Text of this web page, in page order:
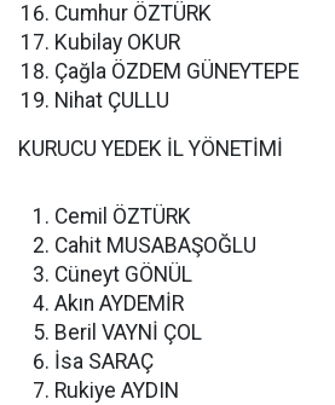
Cumhur ÖZTÜRK
Kubilay OKUR
Çağla ÖZDEM GÜNEYTEPE
Nihat ÇULLU
KURUCU YEDEK İL YÖNETİMİ
Cemil ÖZTÜRK
Cahit MUSABAŞOĞLU
Cüneyt GÖNÜL
Akın AYDEMİR
Beril VAYNİ ÇOL
İsa SARAÇ
Rukiye AYDIN